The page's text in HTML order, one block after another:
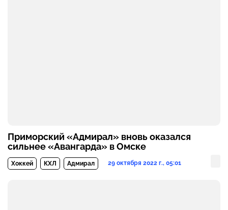
Приморский «Адмирал» вновь оказался
сильнее «Авангарда» в Омске
Хоккей КХЛ Адмирал 29 октября 2022 г., 05:01